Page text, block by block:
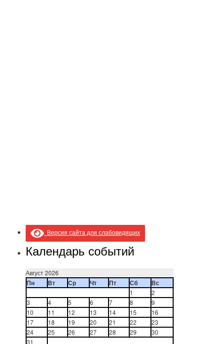
Версия сайта для слабовидящих
Календарь событий
Август 2026
Пн Вт Ср Чт Пт Сб Вс
1
2
3
4 5 6 7 8
9
10
11 12 13 14 15
16
17
18 19 20 21 22
23
24
25 26 27 28 29
30
31